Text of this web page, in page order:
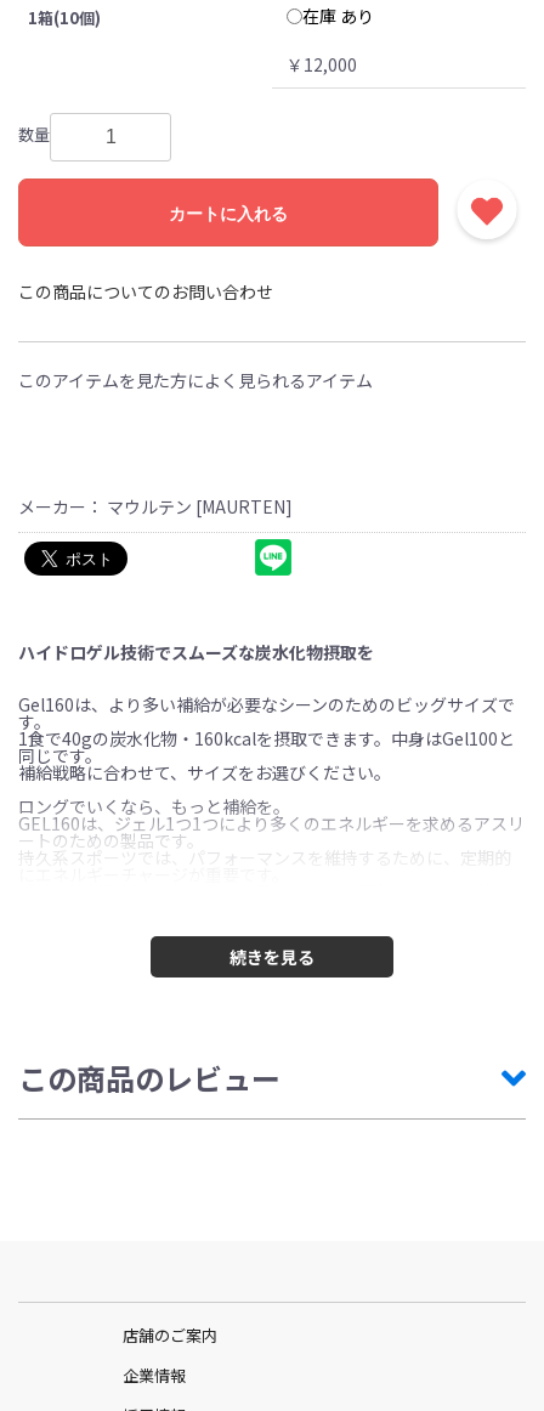
1箱(10個)
在庫 あり
￥12,000
数量
カートに入れる
この商品についてのお問い合わせ
このアイテムを見た方によく見られるアイテム
メーカー： マウルテン [MAURTEN]
ハイドロゲル技術でスムーズな炭水化物摂取を
Gel160は、より多い補給が必要なシーンのためのビッグサイズで
す。
1食で40gの炭水化物・160kcalを摂取できます。中身はGel100と
同じです。
補給戦略に合わせて、サイズをお選びください。
ロングでいくなら、もっと補給を。
GEL160は、ジェル1つ1つにより多くのエネルギーを求めるアスリ
ートのための製品です。
持久系スポーツでは、パフォーマンスを維持するために、定期的
Gel160は、フルクトース（果糖）とグルコース（ブドウ糖）の独
自ブレンド「フルクトース（果糖）0.7：グルコース1」により、40
グラムの炭水化物を補給できます。
【摂取方法】
スポーツの前、最中、直後などお好きなタイミングでご利用くだ
さい。
エネルギー：160kcal、タンパク質：0g、脂質：0g、炭水化物：
40g、食塩相当量：80ｍg
この商品のレビュー
店舗のご案内
企業情報